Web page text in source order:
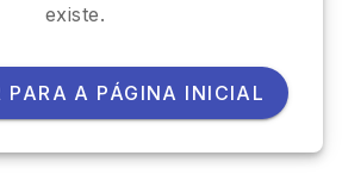
existe.
PARA A PÁGINA INICIAL